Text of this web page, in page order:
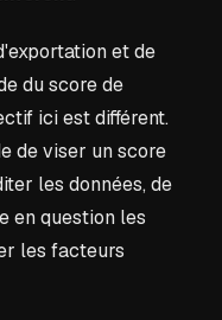
et de
du score de
ici est différent.
de viser un score
les données, de
en question les
les facteurs